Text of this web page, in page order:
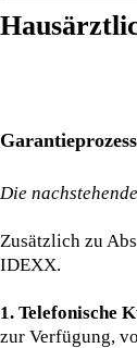
Die
Zusätzlich zu
IDEXX.
1. Telefonische
zur Verfügung,